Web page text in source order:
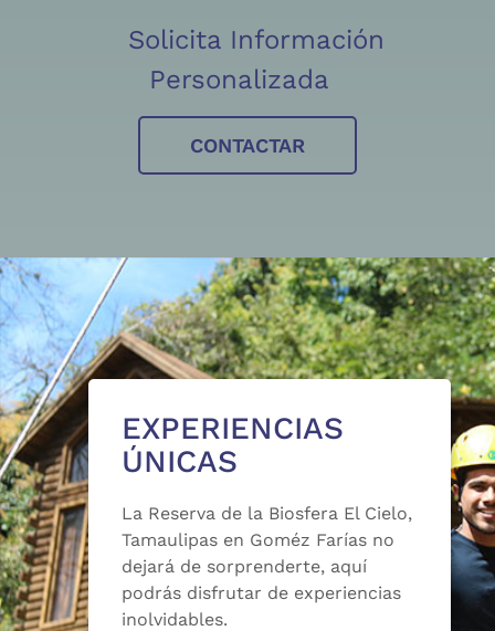
Solicita Información
Personalizada
CONTACTAR
EXPERIENCIAS
ÚNICAS
La Reserva de la Biosfera El Cielo,
Tamaulipas en Goméz Farías no
dejará de sorprenderte, aquí
podrás disfrutar de experiencias
inolvidables.